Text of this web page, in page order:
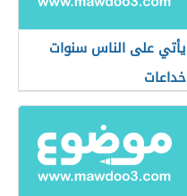
يأتي على الناس سنوات
خداعات